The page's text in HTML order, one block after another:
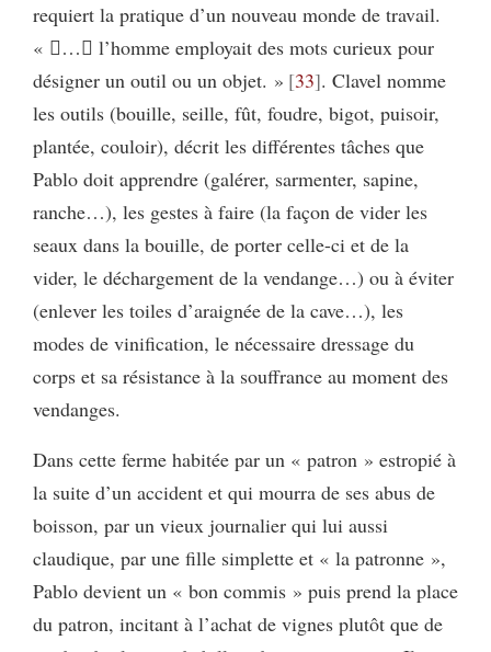
requiert la pratique d’un nouveau monde de travail.
« … l’homme employait des mots curieux pour
désigner un outil ou un objet. » 33 . Clavel nomme
les outils (bouille, seille, fût, foudre, bigot, puisoir,
plantée, couloir), décrit les différentes tâches que
Pablo doit apprendre (galérer, sarmenter, sapine,
ranche…), les gestes à faire (la façon de vider les
seaux dans la bouille, de porter celle-ci et de la
vider, le déchargement de la vendange…) ou à éviter
(enlever les toiles d’araignée de la cave…), les
modes de vinification, le nécessaire dressage du
corps et sa résistance à la souffrance au moment des
vendanges.
Dans cette ferme habitée par un « patron » estropié à
la suite d’un accident et qui mourra de ses abus de
boisson, par un vieux journalier qui lui aussi
claudique, par une fille simplette et « la patronne »,
Pablo devient un « bon commis » puis prend la place
du patron, incitant à l’achat de vignes plutôt que de